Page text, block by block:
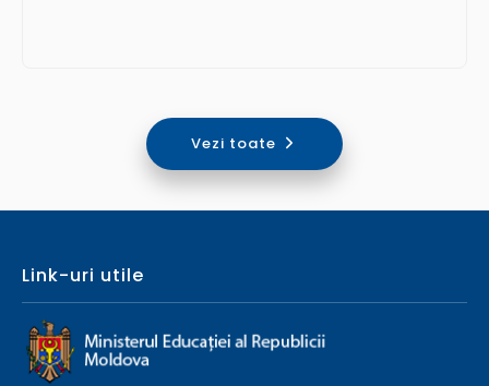
Vezi toate
Link-uri utile